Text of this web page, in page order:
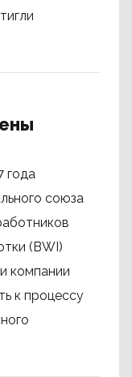
года
союза
(BWI)
компании
к процессу